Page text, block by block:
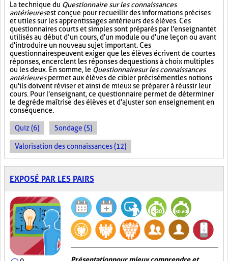
La technique du Questionnaire sur les connaissances
antérieuresest conçue pour recueillir des informations précises
et utiles sur les apprentissages antérieurs des élèves. Ces
questionnaires courts et simples sont préparés par l'enseignant et
utilisés au début d’un cours, d'un module ou d'une leçon ou avant
d'introduire un nouveau sujet important. Ces
questionnaires peuvent exiger que les élèves écrivent de courtes
réponses, encerclent les réponses de questions à choix multiples
ou les deux. En somme, le Questionnaire sur les connaissances
antérieurespermet aux élèves de cibler précisément les notions
qu'ils doivent réviser et ainsi de mieux se préparer à réussir leur
cours. Pour l'enseignant, ce questionnaire permet de déterminer
le degré de maîtrise des élèves et d'ajuster son enseignement en
conséquence.
Quiz (6) Sondage (5)
Valorisation des connaissances (12)
EXPOSÉ PAR LES PAIRS